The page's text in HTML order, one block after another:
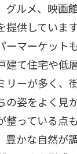
グルメ、映画
提供していま
ーマーケット
建て住宅や低
リーが多く、
の姿をよく見
整っている点
豊かな自然が